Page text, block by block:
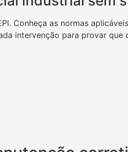
Conheça as normas
intervenção para provar